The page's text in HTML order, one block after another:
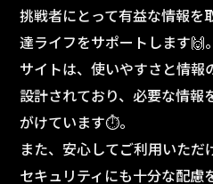
挑戦者にとって有益な情報を
達ライフをサポートします🙌。
サイトは、使いやすさと情報
設計されており、必要な情報
がけています⏱️。
また、安心してご利用いた
セキュリティにも十分な配慮